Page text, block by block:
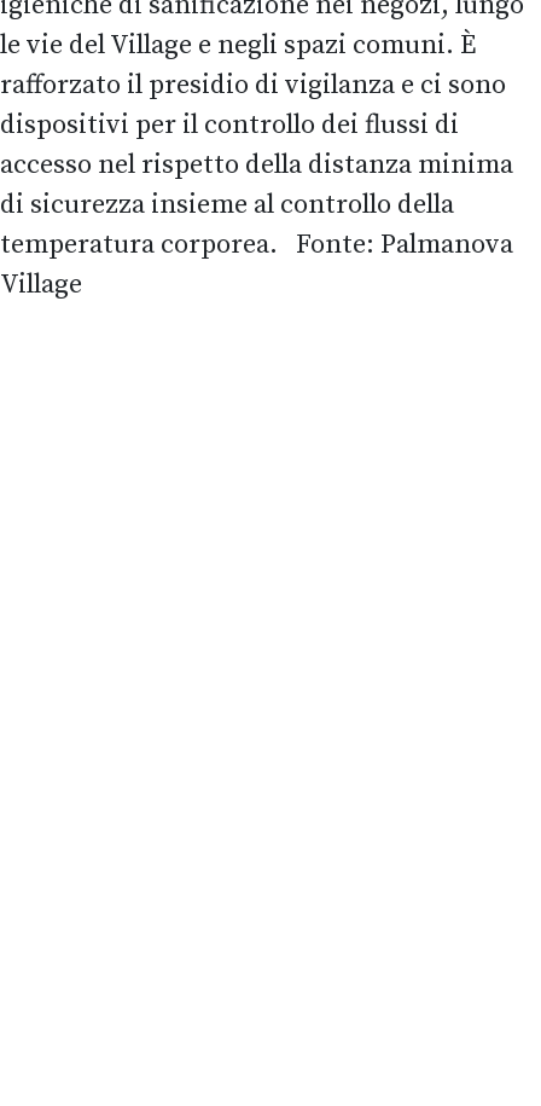
le vie del Village e negli spazi comuni. È
rafforzato il presidio di vigilanza e ci sono
dispositivi per il controllo dei flussi di
accesso nel rispetto della distanza minima
di sicurezza insieme al controllo della
temperatura corporea. Fonte: Palmanova
Village